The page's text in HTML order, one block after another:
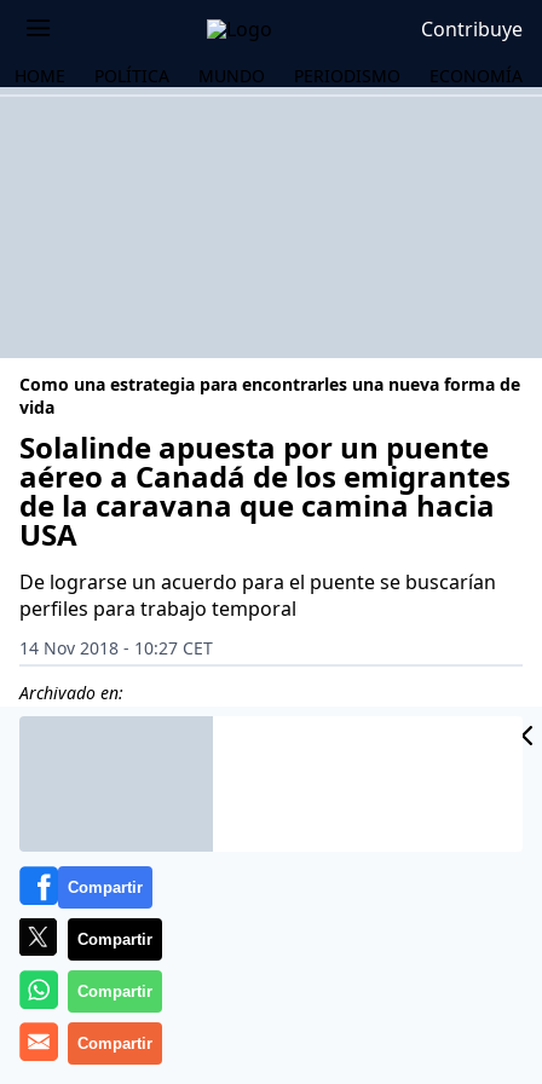
Contribuye
HOME POLÍTICA MUNDO PERIODISMO ECONOMÍA
Como una estrategia para encontrarles una nueva forma de
vida
Solalinde apuesta por un puente
aéreo a Canadá de los emigrantes
de la caravana que camina hacia
USA
De lograrse un acuerdo para el puente se buscarían
perfiles para trabajo temporal
14 Nov 2018 - 10:27 CET
Archivado en:
Compartir
Compartir
Compartir
Compartir